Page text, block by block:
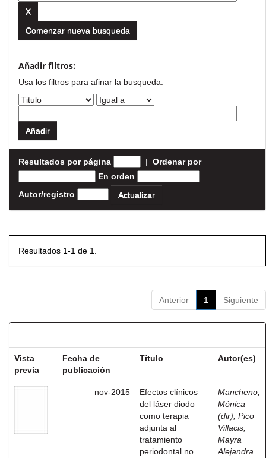
Comenzar nueva busqueda
Añadir filtros:
Usa los filtros para afinar la busqueda.
Resultados por página | Ordenar por
En orden
Autor/registro
Resultados 1-1 de 1.
Anterior 1 Siguiente
Vista
previa
Fecha de
publicación
Título Autor(es)
nov-2015
Efectos clínicos
del láser diodo
como terapia
adjunta al
tratamiento
periodontal no
Mancheno,
Mónica
(dir); Pico
Villacis,
Mayra
Alejandra